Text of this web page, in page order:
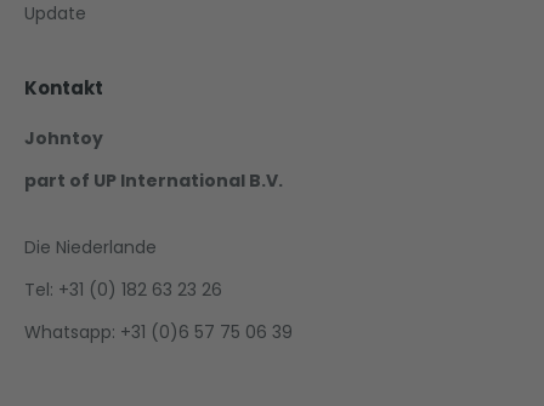
Update
Kontakt
Johntoy
part of UP International B.V.
Die Niederlande
Tel: +31 (0) 182 63 23 26
Whatsapp: +31 (0)6 57 75 06 39